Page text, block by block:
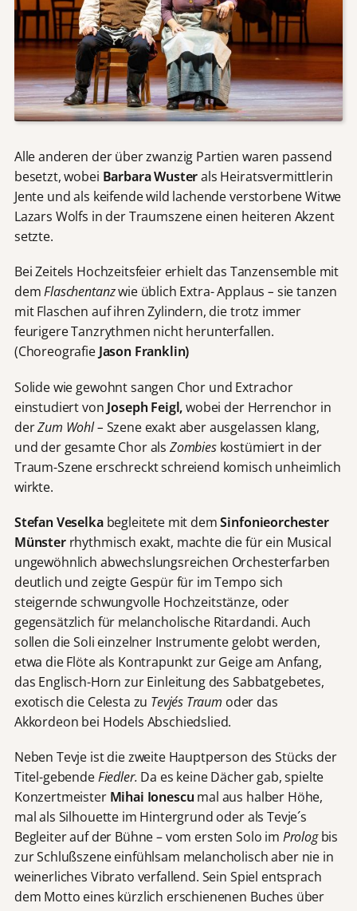
Alle anderen der über zwanzig Partien waren passend
besetzt, wobei Barbara Wusterals Heiratsvermittlerin
Jente und als keifende wild lachende verstorbene Witwe
Lazars Wolfs in der Traumszene einen heiteren Akzent
setzte.
Bei Zeitels Hochzeitsfeier erhielt das Tanzensemble mit
demFlaschentanzwie üblich Extra- Applaus– sie tanzen
mit Flaschen auf ihren Zylindern, die trotz immer
feurigere Tanzrythmen nicht herunterfallen.
(Choreografie Jason Franklin)
Solide wie gewohnt sangen Chor und Extrachor
einstudiert von Joseph Feigl,wobei der Herrenchor in
derZum Wohl – Szene exakt aber ausgelassen klang,
und der gesamte Chor als Zombies kostümiert in der
Traum-Szene erschreckt schreiend komisch unheimlich
wirkte.
Stefan Veselka begleitete mit demSinfonieorchester
Münster rhythmisch exakt, machte die für ein Musical
ungewöhnlich abwechslungsreichen Orchesterfarben
deutlich und zeigte Gespür für im Tempo sich
steigernde schwungvolle Hochzeitstänze, oder
gegensätzlich für melancholische Ritardandi. Auch
sollen die Soli einzelner Instrumente gelobt werden,
etwa die Flöte als Kontrapunkt zur Geige am Anfang,
das Englisch-Horn zur Einleitung des Sabbatgebetes,
exotisch die Celesta zu Tevje´s Traum oder das
Akkordeon bei Hodels Abschiedslied.
Neben Tevje ist die zweite Hauptperson des Stücks der
Titel-gebendeFiedler. Da es keine Dächer gab, spielte
Konzertmeister Mihai Ionescu mal aus halber Höhe,
mal als Silhouette im Hintergrund oder als Tevje´s
Begleiter auf der Bühne – vom ersten Solo im Prologbis
zur Schlußszene einfühlsam melancholisch aber nie in
weinerliches Vibrato verfallend. Sein Spiel entsprach
dem Motto eines kürzlich erschienenen Buches über